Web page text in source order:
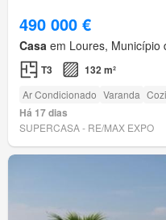
490 000 €
Casa em Loures, Município
T3 132 m²
Ar Condicionado Varanda
Há 17 dias
SUPERCASA - RE/MAX EXPO